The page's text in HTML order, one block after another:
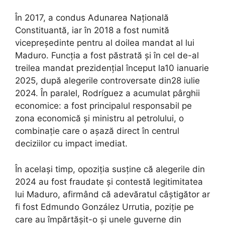
În 2017, a condus Adunarea Națională
Constituantă, iar în 2018 a fost numită
vicepreședinte pentru al doilea mandat al lui
Maduro. Funcția a fost păstrată și în cel de-al
treilea mandat prezidențial început la10 ianuarie
2025, după alegerile controversate din28 iulie
2024. În paralel, Rodríguez a acumulat pârghii
economice: a fost principalul responsabil pe
zona economică și ministru al petrolului, o
combinație care o așază direct în centrul
deciziilor cu impact imediat.
În același timp, opoziția susține că alegerile din
2024 au fost fraudate și contestă legitimitatea
lui Maduro, afirmând că adevăratul câștigător ar
fi fost Edmundo González Urrutia, poziție pe
care au împărtășit-o și unele guverne din